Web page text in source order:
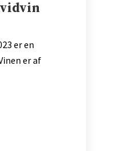
er en
er af